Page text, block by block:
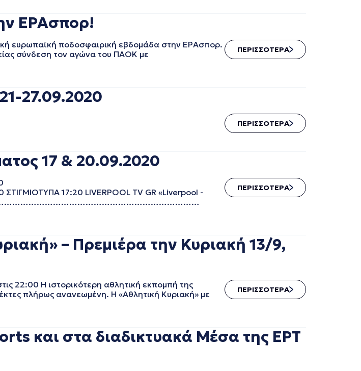
ΕΡΑσπορ!
ευρωπαϊκή ποδοσφαιρική εβδομάδα στην ΕΡΑσπορ.
σύνδεση τον αγώνα του ΠΑΟΚ με
ΠΕΡΙΣΣΟΤΕΡΑ
27.09.2020
ΠΕΡΙΣΣΟΤΕΡΑ
17 & 20.09.2020
17:20 LIVERPOOL TV GR «Liverpool -
ΠΕΡΙΣΣΟΤΕΡΑ
– Πρεμιέρα την Κυριακή 13/9,
22:00 Η ιστορικότερη αθλητική εκπομπή της
πλήρως ανανεωμένη. Η «Αθλητική Κυριακή» με
ΠΕΡΙΣΣΟΤΕΡΑ
και στα διαδικτυακά Μέσα της ΕΡΤ